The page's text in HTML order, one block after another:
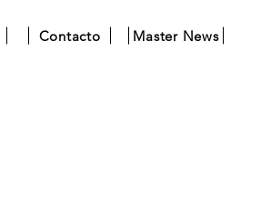
Contacto Master News